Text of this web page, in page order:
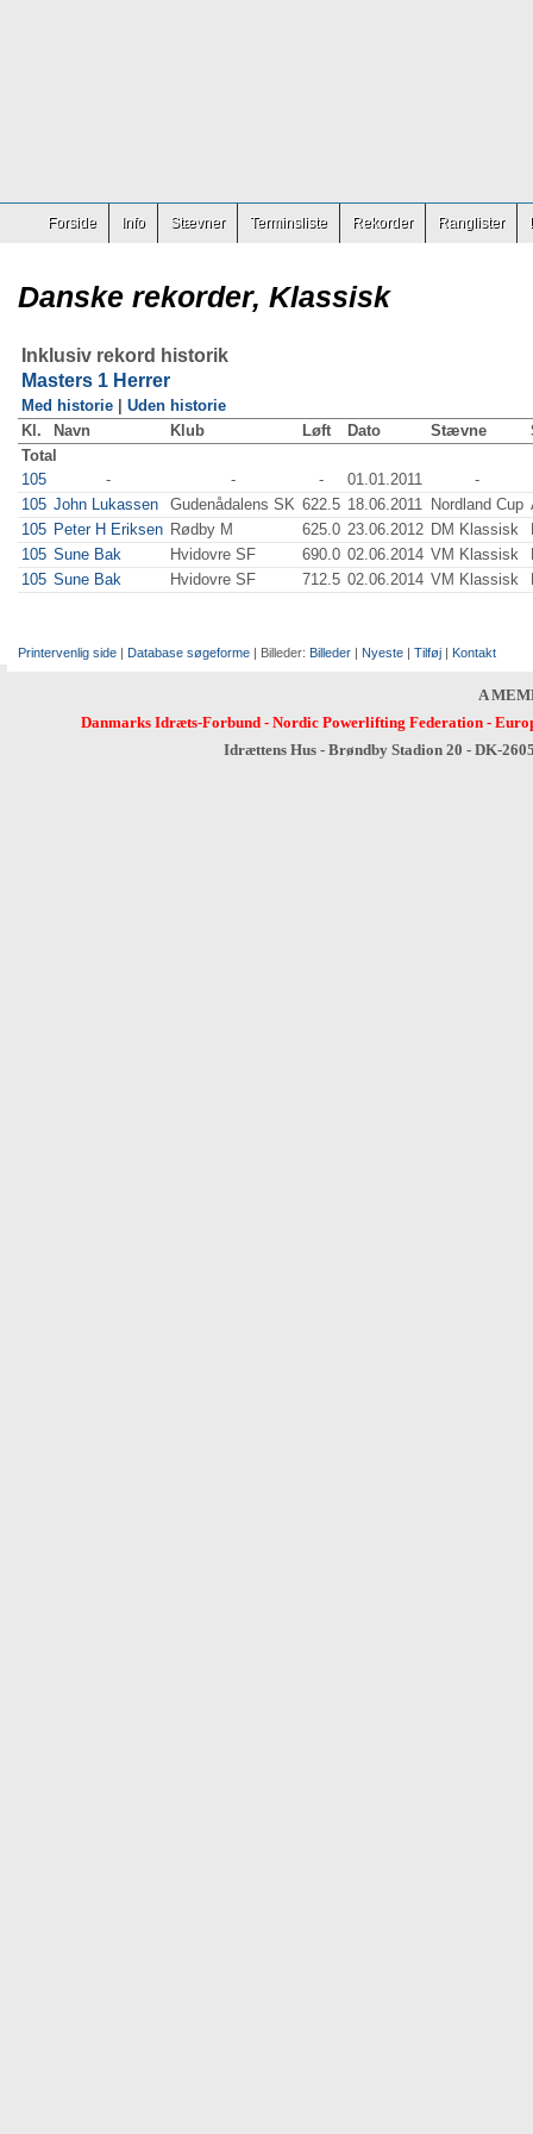
Forside Info Stævner Terminsliste Rekorder Ranglister
Danske rekorder, Klassisk
Inklusiv rekord historik
Masters 1 Herrer
Med historie
Uden historie
Kl.
Navn Klub Løft Dato Stævne
Total
105
- - - 01.01.2011
-
105 John Lukassen Gudenådalens SK 622.5 18.06.2011 Nordland Cup
105 Peter H Eriksen Rødby M 625.0 23.06.2012 DM Klassisk
105 Sune Bak Hvidovre SF 690.0 02.06.2014 VM Klassisk
105 Sune Bak Hvidovre SF 712.5 02.06.2014 VM Klassisk
Printervenlig side | Database søgeforme | Billeder: Billeder | Nyeste | Tilføj | Kontakt
A
Danmarks Idræts-Forbund- Nordic Powerlifting Federation-
Idrættens Hus - Brøndby Stadion 20 - DK-